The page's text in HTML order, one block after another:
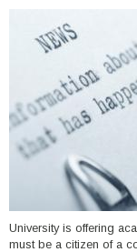
University is offering
must be a citizen of a